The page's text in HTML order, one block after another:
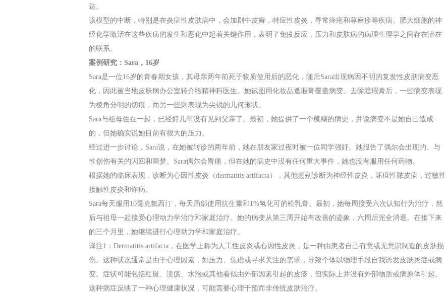
达。
该模型的中断，特别是在炎症性皮肤病中，会加剧牛皮癣，特应性皮炎，寻常痤疮和荨麻疹等疾病。肥大细胞的神
经化学激活在这些疾病的发生和恶化中起着关键作用，表明了免疫反应，压力和皮肤病的病理生理学之间存在潜在
的联系。
案例研究：Sara，16岁
Sara是一位16岁的青春期女孩，其母亲两年前死于物质使用后的恶化，随后Sara出现病因不明的复发性皮肤病变恶
化，因此被当地皮肤病办公室转介给精神科医生。她试图用化妆品遮瑕膏覆盖病变。去除遮瑕膏后，一些病变表现
为棱角分明的切痕，而另一些则表现为尖锐的几何形状。
Sara与祖母住在一起，已经好几年没有见到父亲了。最初，她提供了一个模糊的病史，并说病变不是她自己造成
的，但她确实说她目前有很大的压力。
经过进一步讨论，Sara说，在她被转诊的两年前，她在朋友家过夜时被一位同学强奸。她报告了偶尔会出现的、与
性创伤有关的闪回和噩梦。Sara偶尔会胃痛，但在她的病史中没有任何重大事件，她也没有服用任何药物。
根据她的临床表现，诊断为心因性皮炎（dermatitis artifacta），其他鉴别诊断为神经性皮炎，坏疽性脓皮病，过敏性
接触性皮炎和诈病。
Sara每天服用10毫克氟西汀，每天局部使用抗生素和1%氢化可的松乳膏。最初，她每周接受六次认知行为治疗，然
后与祖母一起接受心理动力学治疗和家庭治疗。她的病变从第三周开始有改善的迹象，六周后完全消退。在接下来
的三个月里，她继续进行心理动力学和家庭治疗。
译注1：Dermatitis artifacta，在医学上称为人工性皮炎或心因性皮炎，是一种由患者自己有意或无意识制造的皮肤损
伤。这种状况通常是由于心理因素，如压力、焦虑或寻求关注的需求，导致个体以物理手段自我诱发皮肤炎症或病
变。症状可能包括红斑、溃疡、水泡或其他看似由外部因素引起的皮疹，但实际上并没有外部物质或病原体引起。
这种病症反映了一种心理健康状况，可能需要心理干预而非传统皮肤治疗。